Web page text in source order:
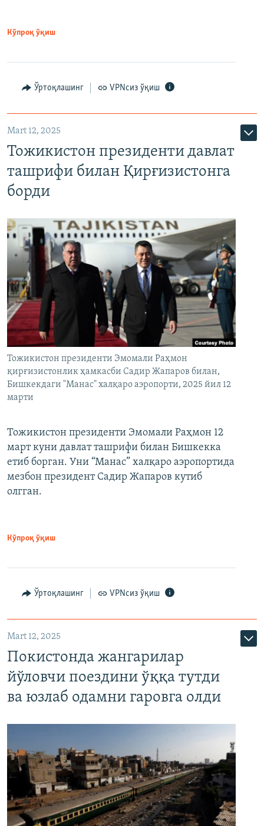
Кўпроқ ўқиш
Ўртоқлашинг VPNсиз ўқиш
Mart 12, 2025
Тожикистон президенти давлат
ташрифи билан Қирғизистонга
борди
Тожикистон президенти Эмомали Раҳмон
қирғизистонлик ҳамкасби Садир Жапаров билан,
Бишкекдаги "Манас" халқаро аэропорти, 2025 йил 12
марти
Тожикистон президенти Эмомали Раҳмон 12
март куни давлат ташрифи билан Бишкекка
етиб борган. Уни “Манас” халқаро аэропортида
мезбон президент Садир Жапаров кутиб
олгган.
Кўпроқ ўқиш
Ўртоқлашинг VPNсиз ўқиш
Mart 12, 2025
Покистонда жангарилар
йўловчи поездини ўққа тутди
ва юзлаб одамни гаровга олди